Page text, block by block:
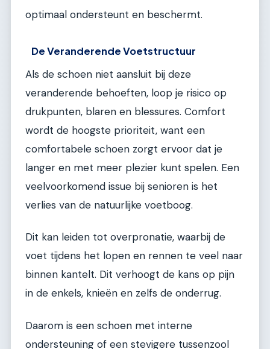
optimaal ondersteunt en beschermt.
De Veranderende Voetstructuur
Als de schoen niet aansluit bij deze
veranderende behoeften, loop je risico op
drukpunten, blaren en blessures. Comfort
wordt de hoogste prioriteit, want een
comfortabele schoen zorgt ervoor dat je
langer en met meer plezier kunt spelen. Een
veelvoorkomend issue bij senioren is het
verlies van de natuurlijke voetboog.
Dit kan leiden tot overpronatie, waarbij de
voet tijdens het lopen en rennen te veel naar
binnen kantelt. Dit verhoogt de kans op pijn
in de enkels, knieën en zelfs de onderrug.
Daarom is een schoen met interne
ondersteuning of een stevigere tussenzool